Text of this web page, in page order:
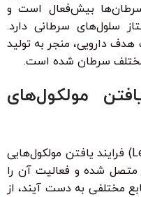
بیش‌فعال است و
سلول‌های سرطانی دارد.
دارویی، منجر به تولید
مختلف سرطان شده است.
مولکول‌های
شناسایی سرنخ (Lead Identification) فرایند یافتن مولکول‌هایی
شده و فعالیت آن را
مختلفی به دست آیند، از